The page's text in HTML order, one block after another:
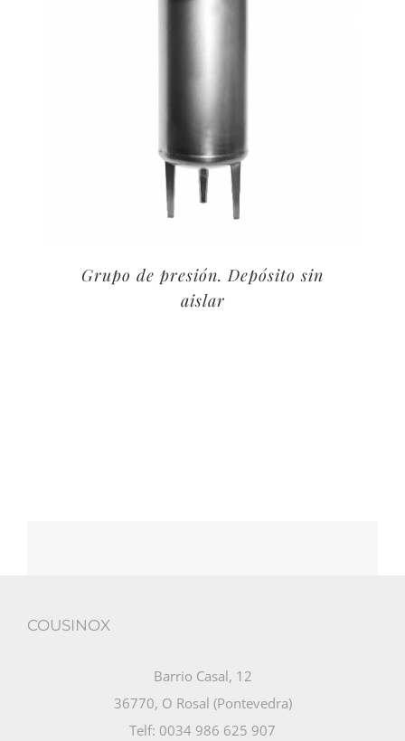
Grupo de presión. Depósito sin
aislar
COUSINOX
Barrio Casal, 12
36770, O Rosal (Pontevedra)
Telf: 0034 986 625 907